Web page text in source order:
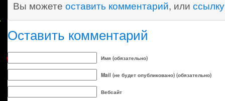
Вы можете оставить комментарий, или ссылку
Оставить комментарий
Имя (обязательно)
Mail (не будет опубликовано) (обязательно)
Вебсайт